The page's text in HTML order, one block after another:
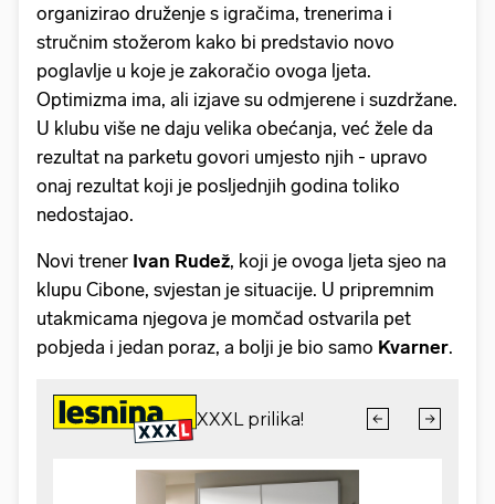
organizirao druženje s igračima, trenerima i
stručnim stožerom kako bi predstavio novo
poglavlje u koje je zakoračio ovoga ljeta.
Optimizma ima, ali izjave su odmjerene i suzdržane.
U klubu više ne daju velika obećanja, već žele da
rezultat na parketu govori umjesto njih - upravo
onaj rezultat koji je posljednjih godina toliko
nedostajao.
Novi trener Ivan Rudež, koji je ovoga ljeta sjeo na
klupu Cibone, svjestan je situacije. U pripremnim
utakmicama njegova je momčad ostvarila pet
pobjeda i jedan poraz, a bolji je bio samo Kvarner.